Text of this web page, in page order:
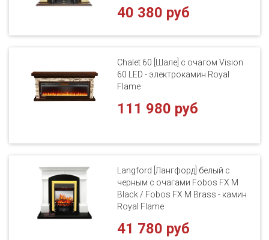
40 380 руб
Chalet 60 [Шале] с очагом Vision
60 LED - электрокамин Royal
Flame
111 980 руб
Langford [Лангфорд] белый с
черным с очагами Fobos FX M
Black / Fobos FX M Brass - камин
Royal Flame
41 780 руб